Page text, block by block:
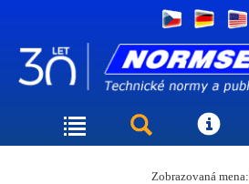
Zobrazovaná mena: